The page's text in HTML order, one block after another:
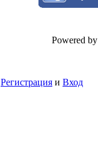
Powered by
Регистрация и Вход